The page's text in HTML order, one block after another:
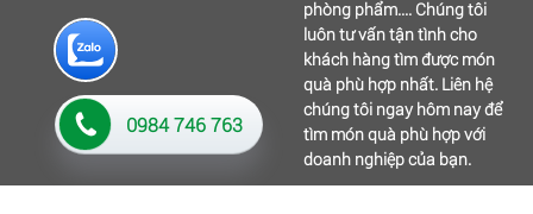
phòng phẩm.... Chúng tôi
luôn tư vấn tận tình cho
khách hàng tìm được món
quà phù hợp nhất. Liên hệ
chúng tôi ngay hôm nay để
tìm món quà phù hợp với
doanh nghiệp của bạn.
0984 746 763